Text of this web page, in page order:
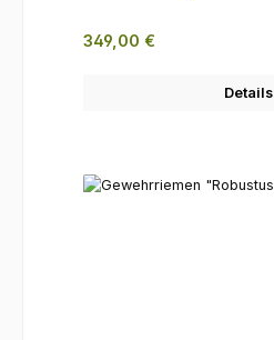
Regulärer Preis:
349,00 €
Details